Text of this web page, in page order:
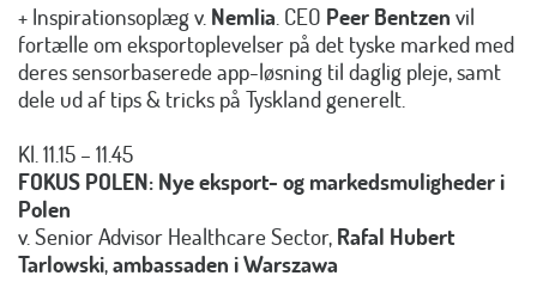
+ Inspirationsoplæg v. Nemlia. CEO Peer Bentzen vil
fortælle om eksportoplevelser på det tyske marked med
deres sensorbaserede app-løsning til daglig pleje, samt
dele ud af tips & tricks på Tyskland generelt.
Kl. 11.15 – 11.45
FOKUS POLEN: Nye eksport- og markedsmuligheder i
Polen
v. Senior Advisor Healthcare Sector, Rafal Hubert
Tarlowski,ambassaden i Warszawa